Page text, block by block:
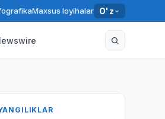
Maxsus loyihalar O'z